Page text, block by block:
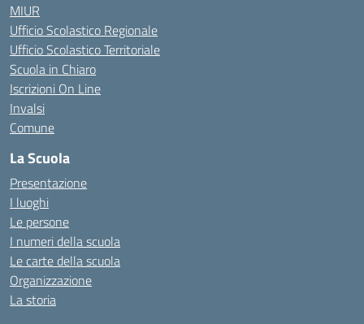
MIUR
Ufficio Scolastico Regionale
Ufficio Scolastico Territoriale
Scuola in Chiaro
Iscrizioni On Line
Invalsi
Comune
La Scuola
Presentazione
I luoghi
Le persone
I numeri della scuola
Le carte della scuola
Organizzazione
La storia